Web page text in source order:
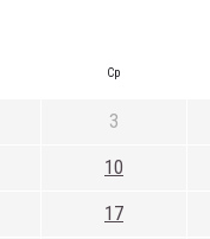
Ср
3
10
17